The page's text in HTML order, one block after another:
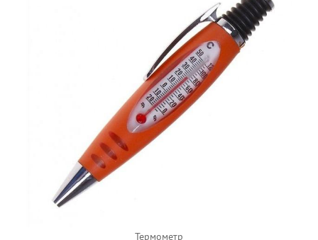
Термометр